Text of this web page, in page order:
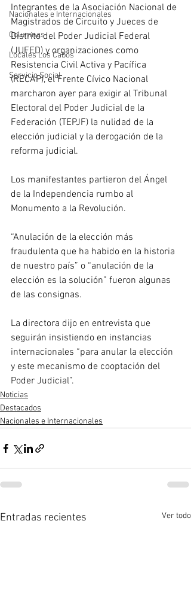
Nacionales e Internacionales
Columnas
Locales Los Cabos
Servicio Social
Integrantes de la Asociación Nacional de
Magistrados de Circuito y Jueces de
Distrito del Poder Judicial Federal
(JUFED) y organizaciones como
Resistencia Civil Activa y Pacífica
(RECAP), el Frente Cívico Nacional
marcharon ayer para exigir al Tribunal
Electoral del Poder Judicial de la
Federación (TEPJF) la nulidad de la
elección judicial y la derogación de la
reforma judicial.
Los manifestantes partieron del Ángel
de la Independencia rumbo al
Monumento a la Revolución.
“Anulación de la elección más
fraudulenta que ha habido en la historia
de nuestro país” o “anulación de la
elección es la solución” fueron algunas
de las consignas.
La directora dijo en entrevista que
seguirán insistiendo en instancias
internacionales “para anular la elección
y este mecanismo de cooptación del
Poder Judicial”.
Noticias
Destacados
Nacionales e Internacionales
Entradas recientes Ver todo